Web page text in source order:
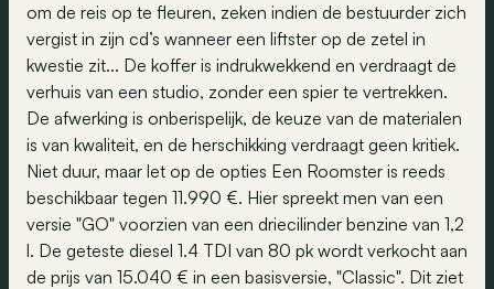
om de reis op te fleuren, zeken indien de bestuurder zich
vergist in zijn cd’s wanneer een liftster op de zetel in
kwestie zit... De koffer is indrukwekkend en verdraagt de
verhuis van een studio, zonder een spier te vertrekken.
De afwerking is onberispelijk, de keuze van de materialen
is van kwaliteit, en de herschikking verdraagt geen kritiek.
Niet duur, maar let op de opties Een Roomster is reeds
beschikbaar tegen 11.990 €. Hier spreekt men van een
versie "GO" voorzien van een driecilinder benzine van 1,2
l. De geteste diesel 1.4 TDI van 80 pk wordt verkocht aan
de prijs van 15.040 € in een basisversie, "Classic". Dit ziet